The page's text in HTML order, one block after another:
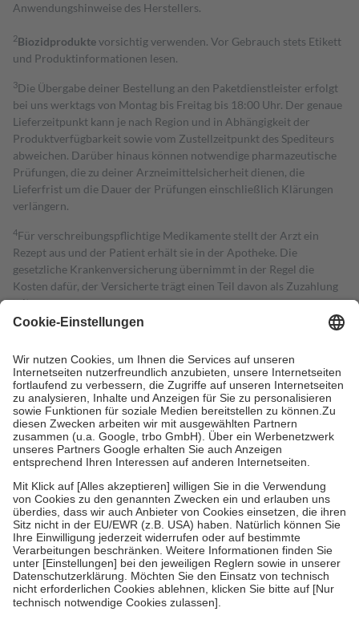
Anwendungshinweise des Herstellers.
2Biozidproduktevorsichtig verwenden. Vor Gebrauch stets Etikett
und Produktinformationen lesen.
3Die Übergabe deiner Bestellung an den Paketdienstleister erfolgt
bei uns werktags von Montag bis Freitag bis 18:00 Uhr. Der genaue
Lieferzeitpunkt kann je nach Region und in Abhängigkeit der
Produktverfügbarkeit sowie vom Zustellzeitpunkt des Spediteurs
abweichen. Darüber hinaus können notwendige pharmazeutische
Prüfungen, die zu deiner Arzneimittelsicherheit dienen, die
Lieferfrist um die Dauer der Prüfungen einschließlich Klärungen
verlängern.
4Für verschreibungspflichtige Medikamente stellt der Arzt ein
Rezept aus und der Patient erhält sie in der Apotheke. Die
gesetzliche Krankenversicherung übernimmt in der Regel die
Kosten dafür, der Versicherte trägt einen Teil davon als Zuzahlung
mit.
Grundsätzlich leisten Mitglieder Zuzahlungen in Höhe von zehn
höchstens zehn Euro.
Es sind jedoch nie mehr als die tatsächlichen
Kosten der Leistung zu entrichten.
Diese Regeln gelten grundsätzlich auch für Online-Apotheken.
Bei Heilmitteln und häuslicher Krankenpflege beträgt die
Zuzahlung zehn Prozent der Kosten sowie zehn Euro je
Verordnung.
Um das Engagement der Versicherten für ihre eigene Gesundheit zu
stärken und die besondere Stellung der Familie zu unterstützen,
fallenkeine Zuzahlungenan bei:
• Kindern und Jugendlichen bis zum vollendeten 18. Lebensjahr
mit Ausnahme der Fahrkosten
• Untersuchungen zur Vorsorge und Früherkennung, die von der
GKV getragen werden
• empfohlenen Schutzimpfungen
• Harn- und Blutteststreifen